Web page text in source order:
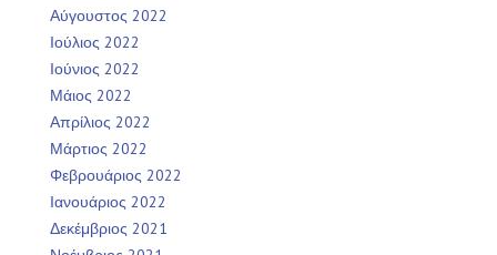
Αύγουστος 2022
Ιούλιος 2022
Ιούνιος 2022
Μάιος 2022
Απρίλιος 2022
Μάρτιος 2022
Φεβρουάριος 2022
Ιανουάριος 2022
Δεκέμβριος 2021